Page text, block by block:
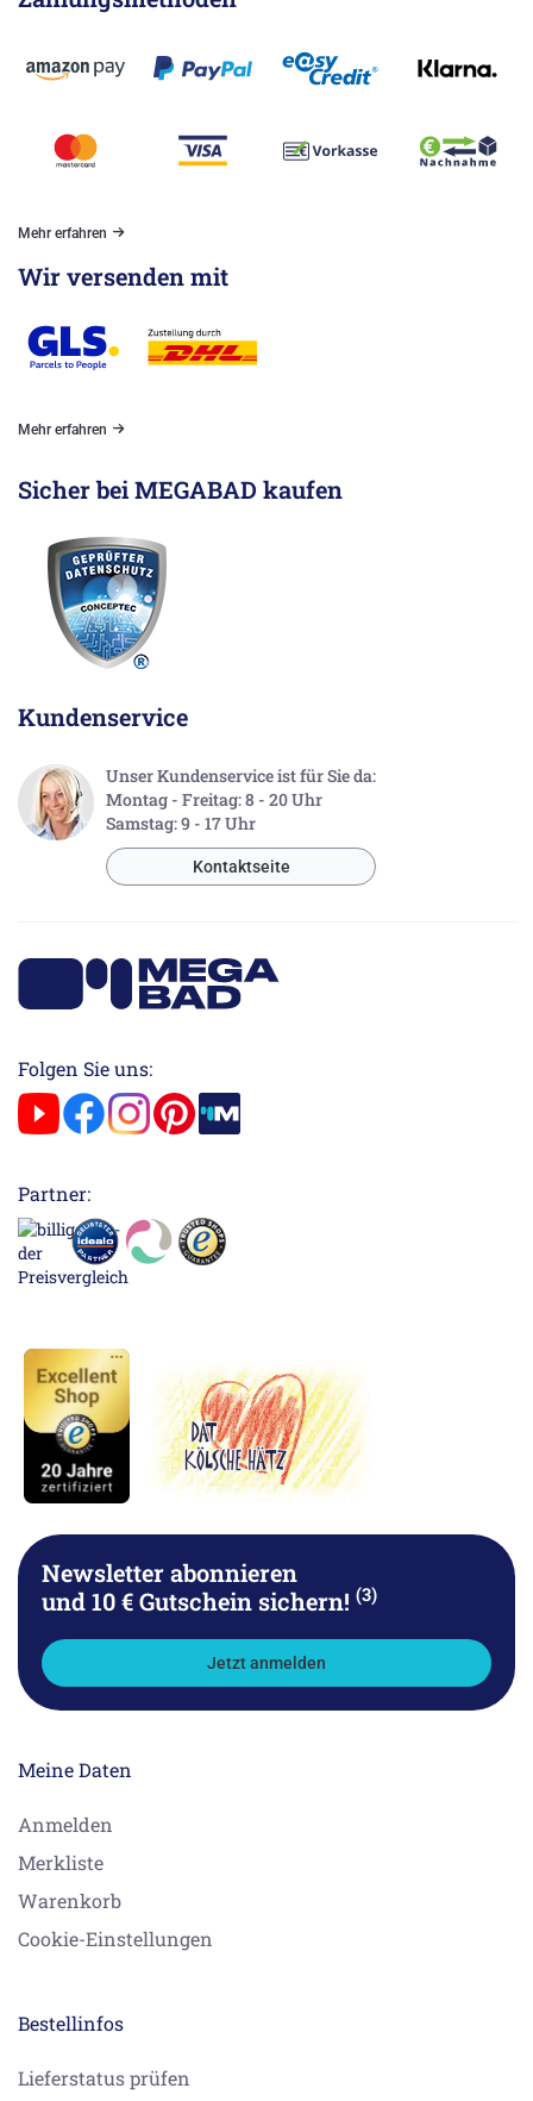
Mehr erfahren
Wir versenden mit
Mehr erfahren
Sicher bei MEGABAD kaufen
Kundenservice
Unser Kundenservice ist für Sie da:
Montag - Freitag: 8 - 20 Uhr
Samstag: 9 - 17 Uhr
Kontaktseite
Folgen Sie uns:
Partner:
Newsletter abonnieren
und 10 € Gutschein sichern! (3)
Jetzt anmelden
Meine Daten
Anmelden
Merkliste
Warenkorb
Cookie-Einstellungen
Bestellinfos
Lieferstatus prüfen